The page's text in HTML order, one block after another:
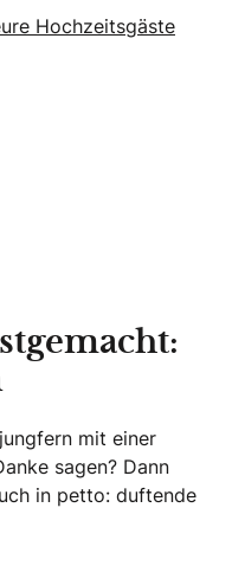
Hochzeitsgäste
mit einer
sagen? Dann
in petto: duftende